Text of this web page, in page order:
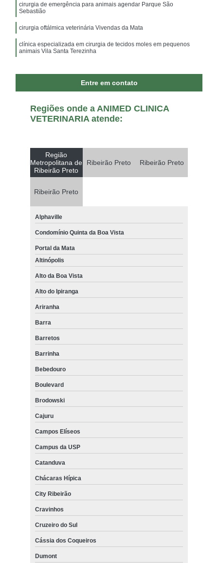
cirurgia de emergência para animais agendar Parque São
Sebastião
cirurgia oftálmica veterinária Vivendas da Mata
clínica especializada em cirurgia de tecidos moles em pequenos
animais Vila Santa Terezinha
Entre em contato
Regiões onde a ANIMED CLINICA
VETERINARIA atende:
Região
Metropolitana de
Ribeirão Preto
Ribeirão Preto Ribeirão Preto
Ribeirão Preto
Alphaville
Condomínio Quinta da Boa Vista
Portal da Mata
Altinópolis
Alto da Boa Vista
Alto do Ipiranga
Ariranha
Barra
Barretos
Barrinha
Bebedouro
Boulevard
Brodowski
Cajuru
Campos Elíseos
Campus da USP
Catanduva
Chácaras Hípica
City Ribeirão
Cravinhos
Cruzeiro do Sul
Cássia dos Coqueiros
Dumont